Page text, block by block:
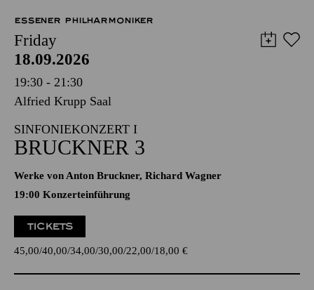
ESSENER PHILHARMONIKER
Friday
18.09.2026
19:30 - 21:30
Alfried Krupp Saal
SINFONIEKONZERT I
BRUCKNER 3
Werke von Anton Bruckner, Richard Wagner
19:00 Konzerteinführung
TICKETS
45,00 40,00 34,00 30,00 22,00 18,00 €